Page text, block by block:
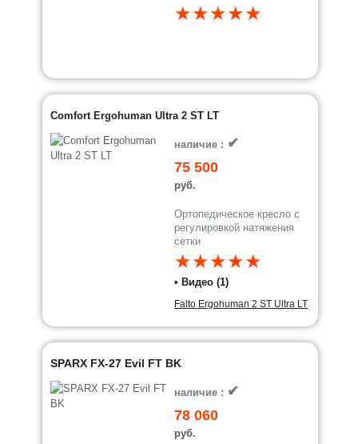
★★★★★
Comfort Ergohuman Ultra 2 ST LT
наличие : ✔
75 500
руб.
Ортопедическое кресло с
регулировкой натяжения
сетки
★★★★★
• Видео (1)
Falto Ergohuman 2 ST Ultra LT
SPARX FX-27 Evil FT BK
наличие : ✔
78 060
руб.